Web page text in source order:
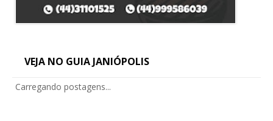
VEJA NO GUIA JANIÓPOLIS
Carregando postagens...